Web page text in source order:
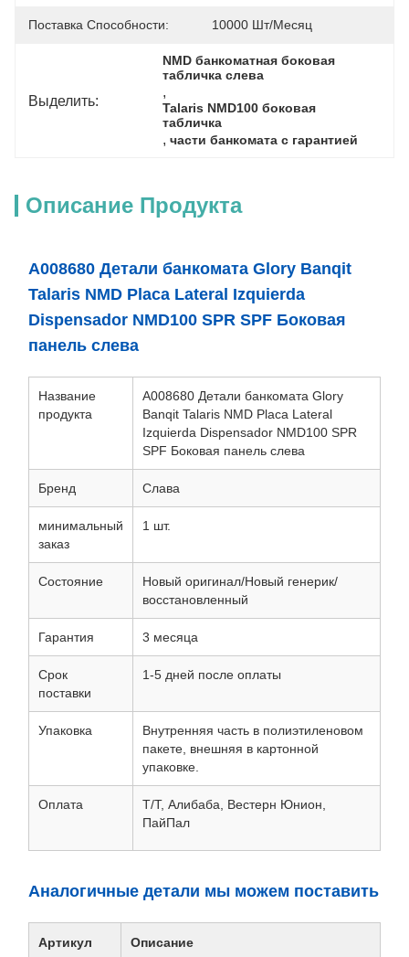
Поставка Способности: 10000 Шт/месяц
Выделить:
NMD банкоматная боковая
табличка слева
,
Talaris NMD100 боковая
табличка
, части банкомата с гарантией
Описание Продукта
A008680 Детали банкомата Glory Banqit
Talaris NMD Placa Lateral Izquierda
Dispensador NMD100 SPR SPF Боковая
панель слева
Название
продукта
A008680 Детали банкомата Glory
Banqit Talaris NMD Placa Lateral
Izquierda Dispensador NMD100 SPR
SPF Боковая панель слева
Бренд Слава
минимальный
заказ
1 шт.
Состояние
Новый оригинал/Новый генерик/
восстановленный
Гарантия 3 месяца
Срок
поставки
1-5 дней после оплаты
Упаковка
Внутренняя часть в полиэтиленовом
пакете, внешняя в картонной
упаковке.
Оплата
Т/Т, Алибаба, Вестерн Юнион,
ПайПал
Аналогичные детали мы можем поставить
Артикул Описание